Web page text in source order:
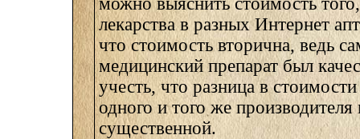
лекарства в разных Интернет
что стоимость вторична, ведь
медицинский препарат был
учесть, что разница в стоимости
одного и того же
существенной.